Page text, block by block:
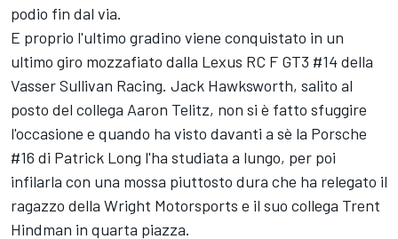
podio fin dal via.
E proprio l'ultimo gradino viene conquistato in un
ultimo giro mozzafiato dalla Lexus RC F GT3 #14 della
Vasser Sullivan Racing. Jack Hawksworth, salito al
posto del collega Aaron Telitz, non si è fatto sfuggire
l'occasione e quando ha visto davanti a sè la Porsche
#16 di Patrick Long l'ha studiata a lungo, per poi
infilarla con una mossa piuttosto dura che ha relegato il
ragazzo della Wright Motorsports e il suo collega Trent
Hindman in quarta piazza.